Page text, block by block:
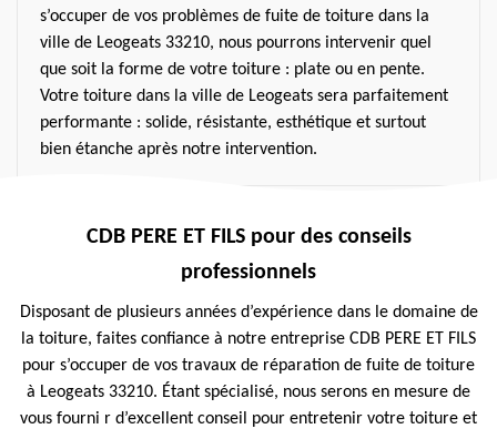
s’occuper de vos problèmes de fuite de toiture dans la
ville de Leogeats 33210, nous pourrons intervenir quel
que soit la forme de votre toiture : plate ou en pente.
Votre toiture dans la ville de Leogeats sera parfaitement
performante : solide, résistante, esthétique et surtout
bien étanche après notre intervention.
CDB PERE ET FILS pour des conseils
professionnels
Disposant de plusieurs années d’expérience dans le domaine de
la toiture, faites confiance à notre entreprise CDB PERE ET FILS
pour s’occuper de vos travaux de réparation de fuite de toiture
à Leogeats 33210. Étant spécialisé, nous serons en mesure de
vous fourni r d’excellent conseil pour entretenir votre toiture et